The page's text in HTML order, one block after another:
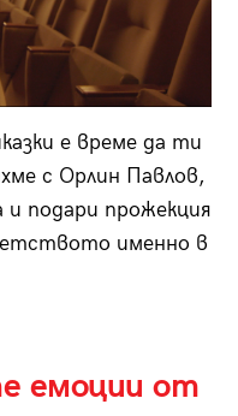
е време да ти
с Орлин Павлов,
подари прожекция
именно в
емоции от